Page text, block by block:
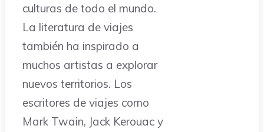
culturas de todo el mundo.
La literatura de viajes
también ha inspirado a
muchos artistas a explorar
nuevos territorios. Los
escritores de viajes como
Mark Twain, Jack Kerouac y